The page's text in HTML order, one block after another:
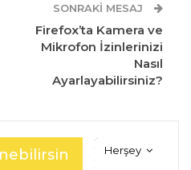
SONRAKI MESAJ
Firefox’ta Kamera ve
Mikrofon İzinlerinizi
Nasıl
Ayarlayabilirsiniz?
Herşey